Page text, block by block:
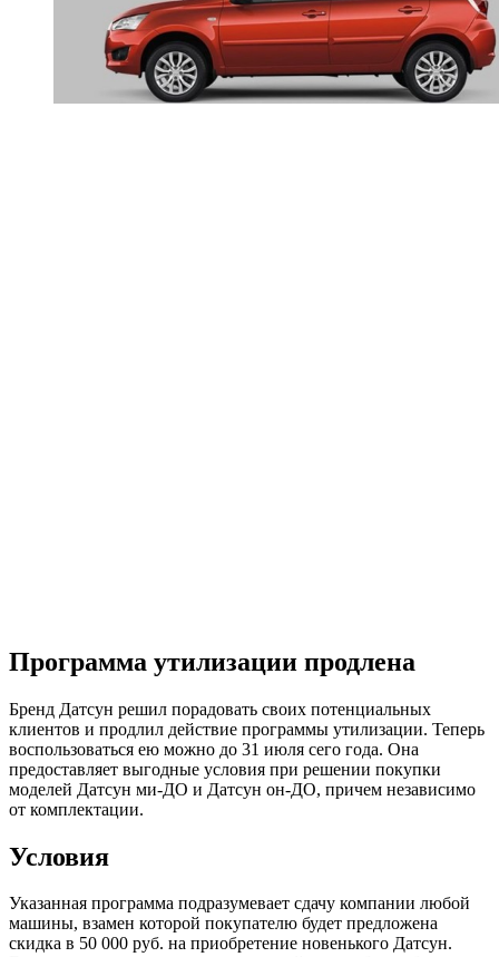
Программа утилизации продлена
Бренд Датсун решил порадовать своих потенциальных
клиентов и продлил действие программы утилизации. Теперь
воспользоваться ею можно до 31 июля сего года. Она
предоставляет выгодные условия при решении покупки
моделей Датсун ми-ДО и Датсун он-ДО, причем независимо
от комплектации.
Условия
Указанная программа подразумевает сдачу компании любой
машины, взамен которой покупателю будет предложена
скидка в 50 000 руб. на приобретение новенького Датсун.